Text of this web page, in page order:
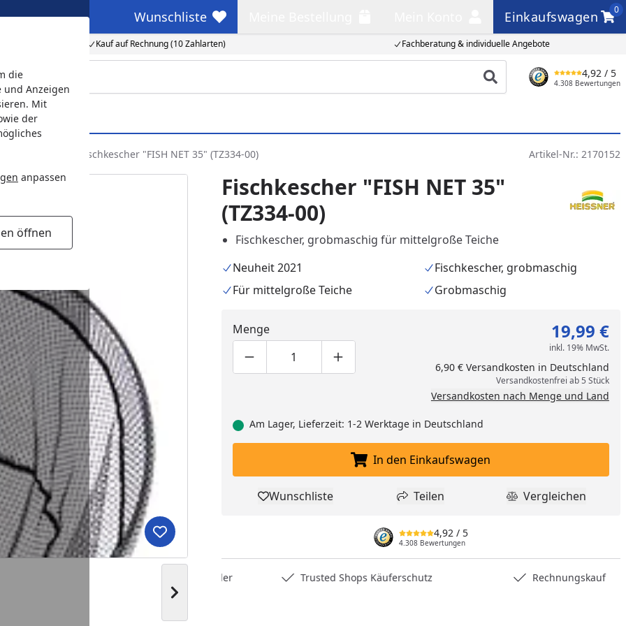
die
und Anzeigen
Mit
der
anpassen
öffnen
Kauf auf Rechnung (10 Zahlarten) Fachberatung & individuelle Angebote
Wunschliste
Wunschliste Einkaufswagen
0
Einkaufswagen
Produkt suchen
4,92 / 5
4.308 Bewertungen
Fischkescher "FISH NET 35" (TZ334-00) Artikel-Nr.: 2170152
Nächstes Bild anzeigen
Produkt zur Wunschliste hinzufügen
Fischkescher "FISH NET 35"
(TZ334-00)
Fischkescher, grobmaschig für mittelgroße Teiche
Neuheit 2021
Fischkescher, grobmaschig
Für mittelgroße Teiche
Grobmaschig
Menge
Produktmenge um eins verringern
Produktmenge manuell eingeben
Produktmenge um eins erhöhen
19,99 €
inkl. 19% MwSt.
6,90 € Versandkosten in Deutschland
Versandkostenfrei ab 5 Stück
Versandkosten nach Menge und Land
Am Lager, Lieferzeit: 1-2 Werktage in Deutschland
In den Einkaufswagen legen
In den Einkaufswagen
Produkt zur Wunschliste hinzufügen
Wunschliste Teilen
Teilen Produkt
Vergleichen
4,92 / 5
4.308 Bewertungen
Trusted Shops Käuferschutz Rechnungskauf